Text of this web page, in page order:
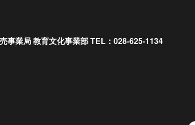
事業局 教育文化事業部 TEL：028-625-1134